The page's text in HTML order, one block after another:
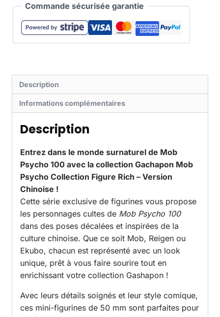
Commande sécurisée garantie
Description
Informations complémentaires
Description
Entrez dans le monde surnaturel de Mob
Psycho 100 avec la collection Gachapon Mob
Psycho Collection Figure Rich – Version
Chinoise !
Cette série exclusive de figurines vous propose
les personnages cultes de Mob Psycho 100
dans des poses décalées et inspirées de la
culture chinoise. Que ce soit Mob, Reigen ou
Ekubo, chacun est représenté avec un look
unique, prêt à vous faire sourire tout en
enrichissant votre collection Gashapon !
Avec leurs détails soignés et leur style comique,
ces mini-figurines de 50 mm sont parfaites pour